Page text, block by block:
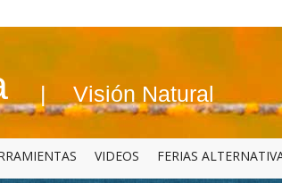
Visión Natural
VIDEOS FERIAS